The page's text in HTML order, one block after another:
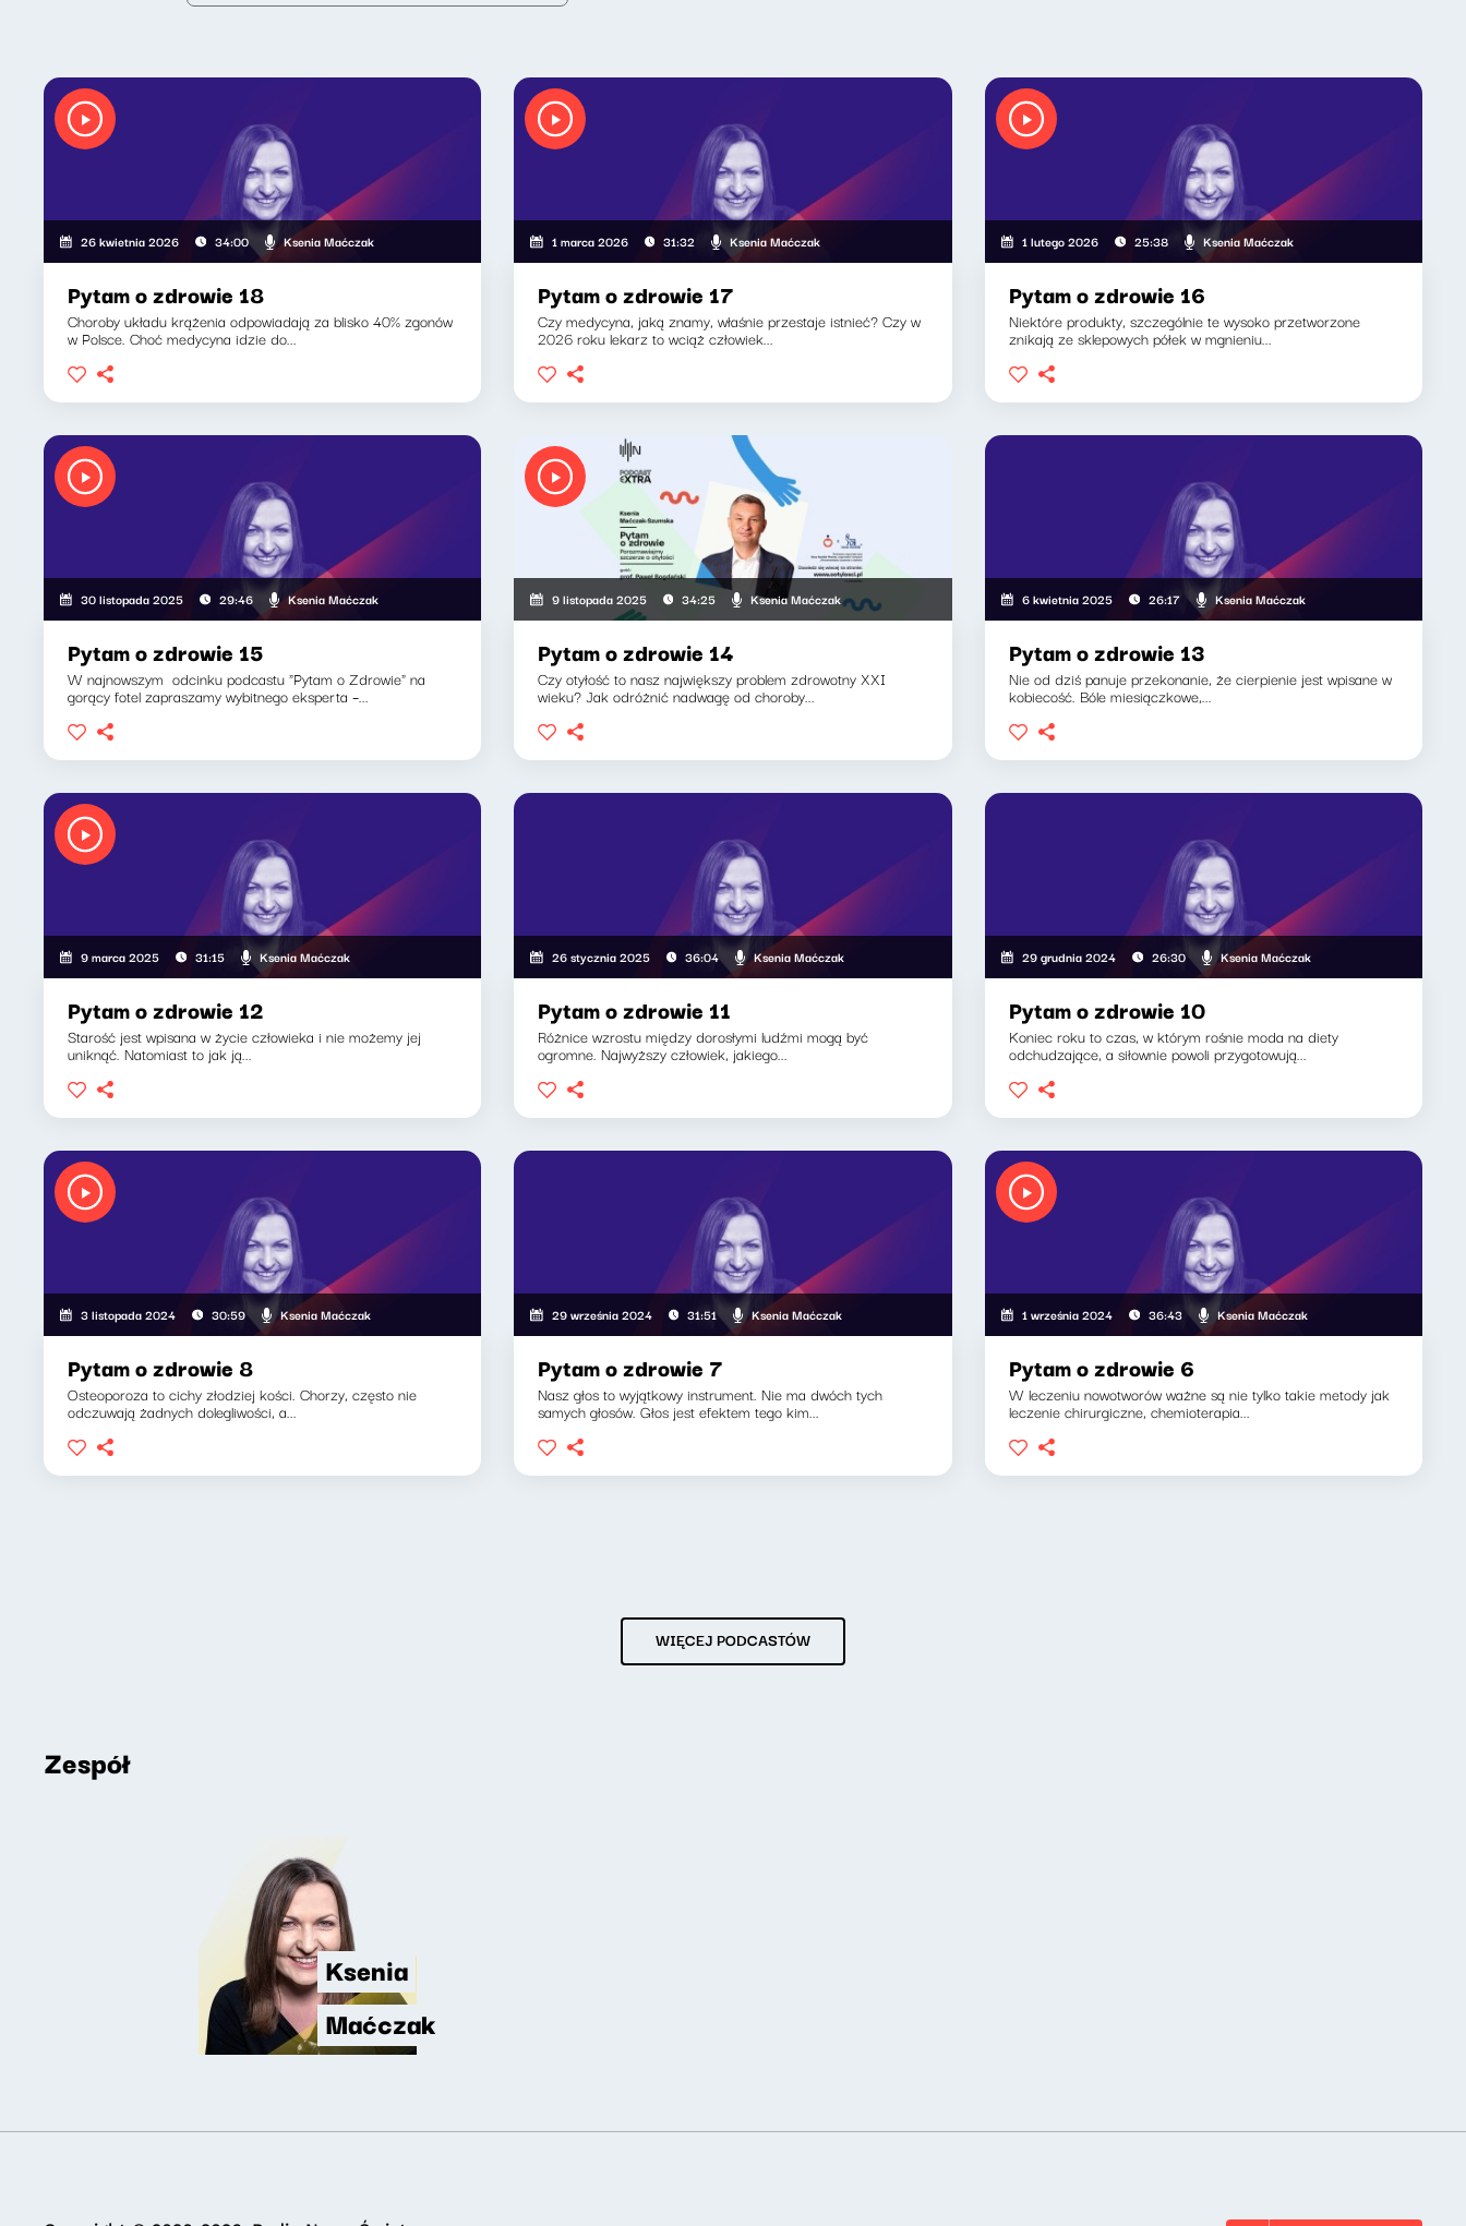
26 kwietnia 2026 34:00 Ksenia Maćczak
Pytam o zdrowie 18
Choroby układu krążenia odpowiadają za blisko 40% zgonów
w Polsce. Choć medycyna idzie do...
1 marca 2026 31:32 Ksenia Maćczak
Pytam o zdrowie 17
Czy medycyna, jaką znamy, właśnie przestaje istnieć? Czy w
2026 roku lekarz to wciąż człowiek...
1 lutego 2026 25:38 Ksenia Maćczak
Pytam o zdrowie 16
Niektóre produkty, szczególnie te wysoko przetworzone
znikają ze sklepowych półek w mgnieniu...
30 listopada 2025 29:46 Ksenia Maćczak
Pytam o zdrowie 15
W najnowszym odcinku podcastu "Pytam o Zdrowie" na
gorący fotel zapraszamy wybitnego eksperta –...
9 listopada 2025 34:25 Ksenia Maćczak
Pytam o zdrowie 14
Czy otyłość to nasz największy problem zdrowotny XXI
wieku? Jak odróżnić nadwagę od choroby...
6 kwietnia 2025 26:17 Ksenia Maćczak
Pytam o zdrowie 13
Nie od dziś panuje przekonanie, że cierpienie jest wpisane w
kobiecość. Bóle miesiączkowe,...
9 marca 2025 31:15 Ksenia Maćczak
Pytam o zdrowie 12
Starość jest wpisana w życie człowieka i nie możemy jej
uniknąć. Natomiast to jak ją...
26 stycznia 2025 36:04 Ksenia Maćczak
Pytam o zdrowie 11
Różnice wzrostu między dorosłymi ludźmi mogą być
ogromne. Najwyższy człowiek, jakiego...
29 grudnia 2024 26:30 Ksenia Maćczak
Pytam o zdrowie 10
Koniec roku to czas, w którym rośnie moda na diety
odchudzające, a siłownie powoli przygotowują...
3 listopada 2024 30:59 Ksenia Maćczak
Pytam o zdrowie 8
Osteoporoza to cichy złodziej kości. Chorzy, często nie
odczuwają żadnych dolegliwości, a...
29 września 2024 31:51 Ksenia Maćczak
Pytam o zdrowie 7
Nasz głos to wyjątkowy instrument. Nie ma dwóch tych
samych głosów. Głos jest efektem tego kim...
1 września 2024 36:43 Ksenia Maćczak
Pytam o zdrowie 6
W leczeniu nowotworów ważne są nie tylko takie metody jak
leczenie chirurgiczne, chemioterapia...
WIĘCEJ PODCASTÓW
Zespół
Ksenia
Maćczak